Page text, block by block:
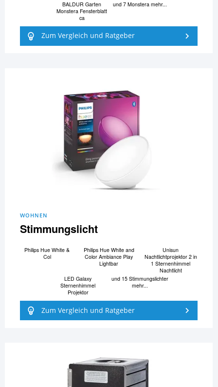
BALDUR Garten
Monstera Fensterblatt
ca
und 7 Monstera mehr...
Zum Vergleich und Ratgeber
WOHNEN
Stimmungslicht
Philips Hue White &
Col
Philips Hue White and
Color Ambiance Play
Lightbar
Unisun
Nachtlichtprojektor 2 in
1 Sternenhimmel
Nachtlicht
LED Galaxy
Sternenhimmel
Projektor
und 15 Stimmungslichter
mehr...
Zum Vergleich und Ratgeber